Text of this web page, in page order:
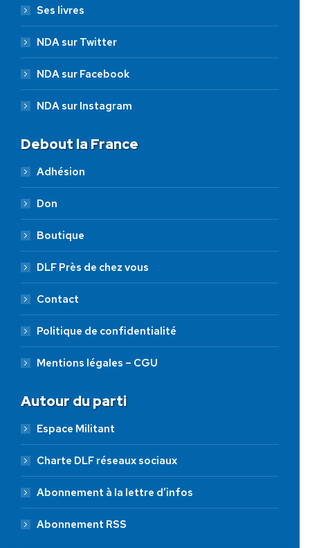
Ses livres
NDA sur Twitter
NDA sur Facebook
NDA sur Instagram
Debout la France
Adhésion
Don
Boutique
DLF Près de chez vous
Contact
Politique de confidentialité
Mentions légales – CGU
Autour du parti
Espace Militant
Charte DLF réseaux sociaux
Abonnement à la lettre d’infos
Abonnement RSS